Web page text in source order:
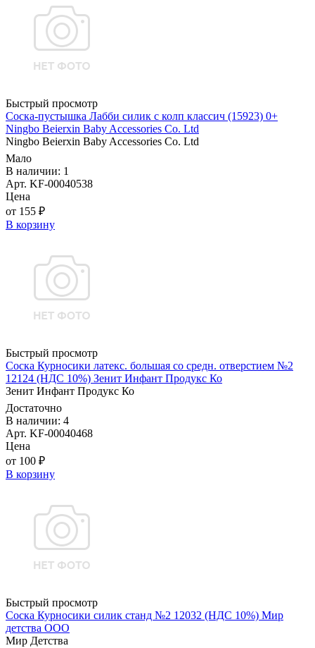
Быстрый просмотр
Соска-пустышка Лабби силик с колп классич (15923) 0+
Ningbo Beierxin Baby Accessories Co. Ltd
Ningbo Beierxin Baby Accessories Co. Ltd
Мало
В наличии: 1
Арт. KF-00040538
Цена
от 155 ₽
В корзину
Быстрый просмотр
Соска Курносики латекс. большая со средн. отверстием №2
12124 (НДС 10%) Зенит Инфант Продукс Ко
Зенит Инфант Продукс Ко
Достаточно
В наличии: 4
Арт. KF-00040468
Цена
от 100 ₽
В корзину
Быстрый просмотр
Соска Курносики силик станд №2 12032 (НДС 10%) Мир
детства ООО
Мир Детства